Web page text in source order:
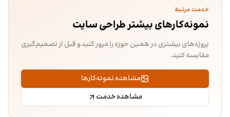
خدمت مرتبط
نمونه‌کارهای بیشتر طراحی سایت
پروژه‌های بیشتری در همین حوزه را مرور کنید و قبل از تصمیم‌گیری
مقایسه کنید.
مشاهده نمونه‌کارها
مشاهده خدمت